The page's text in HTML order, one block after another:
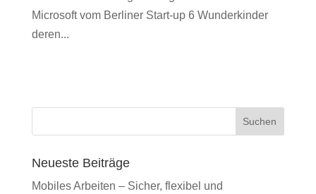
Microsoft vom Berliner Start-up 6 Wunderkinder
deren...
Suchen
Neueste Beiträge
Mobiles Arbeiten – Sicher, flexibel und